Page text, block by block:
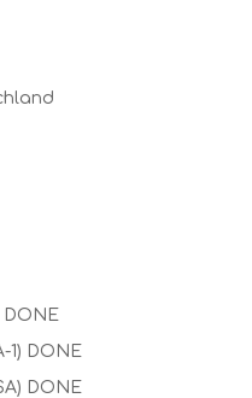
DONE
1) DONE
DONE